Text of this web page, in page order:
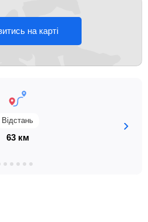
на карті
Відстань
63 км